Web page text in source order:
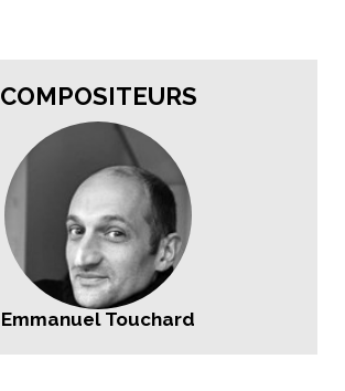
COMPOSITEURS
Emmanuel Touchard